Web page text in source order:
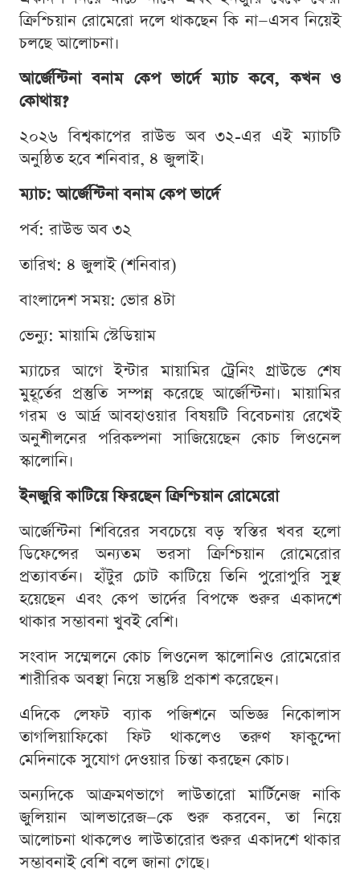
ক্রিশ্চিয়ান রোমেরো দলে থাকছেন কি না—এসব নিয়েই
চলছে আলোচনা।
আর্জেন্টিনা বনাম কেপ ভার্দে ম্যাচ কবে, কখন ও
কোথায়?
২০২৬ বিশ্বকাপের রাউন্ড অব ৩২-এর এই ম্যাচটি
অনুষ্ঠিত হবে শনিবার, ৪ জুলাই।
ম্যাচ: আর্জেন্টিনা বনাম কেপ ভার্দে
পর্ব: রাউন্ড অব ৩২
তারিখ: ৪ জুলাই (শনিবার)
বাংলাদেশ সময়: ভোর ৪টা
ভেন্যু: মায়ামি স্টেডিয়াম
ম্যাচের আগে ইন্টার মায়ামির ট্রেনিং গ্রাউন্ডে শেষ
মুহূর্তের প্রস্তুতি সম্পন্ন করেছে আর্জেন্টিনা। মায়ামির
গরম ও আর্দ্র আবহাওয়ার বিষয়টি বিবেচনায় রেখেই
অনুশীলনের পরিকল্পনা সাজিয়েছেন কোচ লিওনেল
স্কালোনি।
ইনজুরি কাটিয়ে ফিরছেন ক্রিশ্চিয়ান রোমেরো
আর্জেন্টিনা শিবিরের সবচেয়ে বড় স্বস্তির খবর হলো
ডিফেন্সের অন্যতম ভরসা ক্রিশ্চিয়ান রোমেরোর
প্রত্যাবর্তন। হাঁটুর চোট কাটিয়ে তিনি পুরোপুরি সুস্থ
হয়েছেন এবং কেপ ভার্দের বিপক্ষে শুরুর একাদশে
থাকার সম্ভাবনা খুবই বেশি।
সংবাদ সম্মেলনে কোচ লিওনেল স্কালোনিও রোমেরোর
শারীরিক অবস্থা নিয়ে সন্তুষ্টি প্রকাশ করেছেন।
এদিকে লেফট ব্যাক পজিশনে অভিজ্ঞ নিকোলাস
তাগলিয়াফিকো ফিট থাকলেও তরুণ ফাকুন্দো
মেদিনাকে সুযোগ দেওয়ার চিন্তা করছেন কোচ।
অন্যদিকে আক্রমণভাগে লাউতারো মার্টিনেজ নাকি
জুলিয়ান আলভারেজ—কে শুরু করবেন, তা নিয়ে
আলোচনা থাকলেও লাউতারোর শুরুর একাদশে থাকার
সম্ভাবনাই বেশি বলে জানা গেছে।